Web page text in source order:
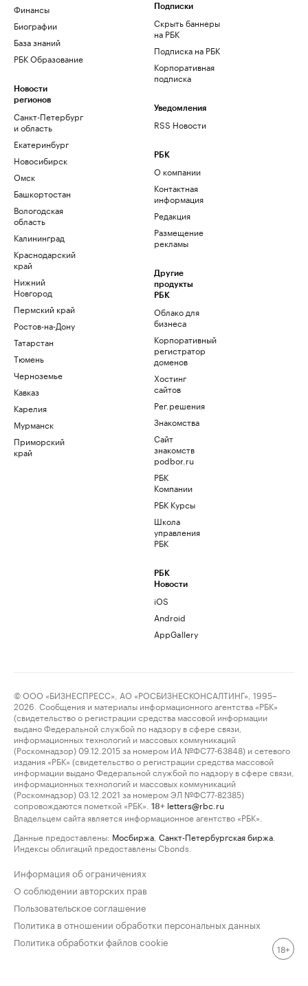
Финансы
Биографии
База знаний
РБК Образование
Новости
регионов
Санкт-Петербург
и область
Екатеринбург
Новосибирск
Омск
Башкортостан
Вологодская
область
Калининград
Краснодарский
край
Нижний
Новгород
Пермский край
Ростов-на-Дону
Татарстан
Тюмень
Черноземье
Кавказ
Карелия
Мурманск
Приморский
край
Подписки
Скрыть баннеры
на РБК
Подписка на РБК
Корпоративная
подписка
Уведомления
RSS Новости
РБК
О компании
Контактная
информация
Редакция
Размещение
рекламы
Другие
продукты
РБК
Облако для
бизнеса
Корпоративный
регистратор
доменов
Хостинг
сайтов
Рег.решения
Знакомства
Сайт
знакомств
podbor.ru
РБК
Компании
РБК Курсы
Школа
управления
РБК
РБК
Новости
iOS
Android
AppGallery
© ООО «БИЗНЕСПРЕСС», АО «РОСБИЗНЕСКОНСАЛТИНГ», 1995–
2026. Сообщения и материалы информационного агентства «РБК»
(свидетельство о регистрации средства массовой информации
выдано Федеральной службой по надзору в сфере связи,
информационных технологий и массовых коммуникаций
(Роскомнадзор) 09.12.2015 за номером ИА №ФС77-63848) и сетевого
издания «РБК» (свидетельство о регистрации средства массовой
информации выдано Федеральной службой по надзору в сфере связи,
информационных технологий и массовых коммуникаций
(Роскомнадзор) 03.12.2021 за номером ЭЛ №ФС77-82385)
сопровождаются пометкой «РБК».
18+ letters@rbc.ru
Владельцем сайта является информационное агентство «РБК».
Данные предоставлены: Мосбиржа Санкт-Петербургская биржа
Индексы облигаций предоставлены Cbonds.
Информация об ограничениях
О соблюдении авторских прав
Пользовательское соглашение
Политика в отношении обработки персональных данных
Политика обработки файлов cookie
18+